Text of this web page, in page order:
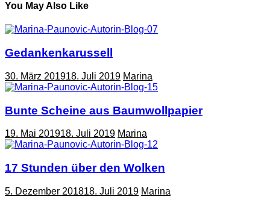
You May Also Like
Gedankenkarussell
30. März 201918. Juli 2019 Marina
Bunte Scheine aus Baumwollpapier
19. Mai 201918. Juli 2019 Marina
17 Stunden über den Wolken
5. Dezember 201818. Juli 2019 Marina